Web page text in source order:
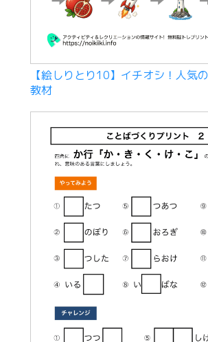
【絵しりとり10】イチオシ！人気
教材